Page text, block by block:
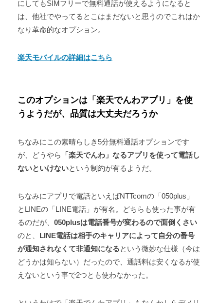
にしてもSIMフリーで無料通話が使えるようになると
は、他社でやってるとこはまだないと思うのでこれはか
なり革命的なオプション。
楽天モバイルの詳細はこちら
このオプションは「楽天でんわアプリ」を使
うようだが、品質は大丈夫だろうか
ちなみにこの素晴らしき5分無料通話オプションです
が、どうやら
「楽天でんわ」なるアプリを使って電話し
ないといけないという制約が有るようだ。
ちなみにアプリで電話といえばNTTcomの「050plus」
とLINEの「LINE電話」が有名。どちらも使った事が有
るのだが、 050plusは電話番号が変わるので面倒くさい
のと、 LINE電話は相手のキャリアによって自分の番号
が通知されなくて非通知になるという微妙な仕様（今は
どうかは知らない）だったので、通話料は安くなるが使
えないという事で2つとも使わなかった。